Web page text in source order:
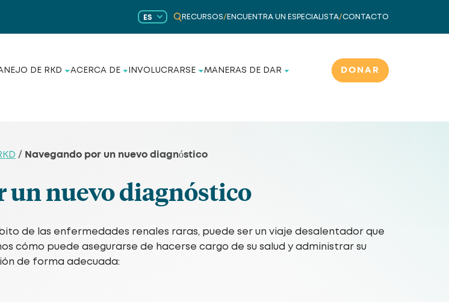
ES RECURSOS/ ENCUENTRA UN ESPECIALISTA/CONTACTO
DE RKD ACERCA DE INVOLUCRARSE MANERAS DE DAR DONAR
/ Navegando por un nuevo diagnóstico
un nuevo diagnóstico
de las enfermedades renales raras, puede ser un viaje desalentador que
cómo puede asegurarse de hacerse cargo de su salud y administrar su
de forma adecuada: